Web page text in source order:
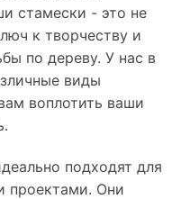
стамески - это не
к творчеству и
по дереву. У нас в
виды
воплотить ваши
подходят для
проектами. Они